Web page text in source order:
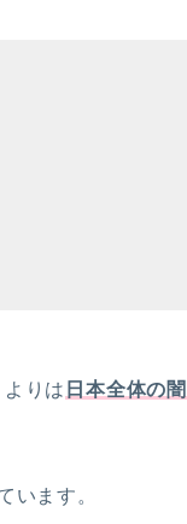
りは 日本全体の闇
います。